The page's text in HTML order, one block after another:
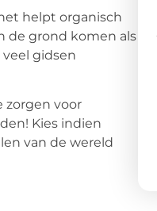
helpt organisch
de grond komen als
gidsen
zorgen voor
Kies indien
van de wereld